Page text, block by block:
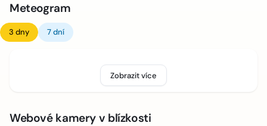
Meteogram
3 dny 7 dní
Zobrazit více
Webové kamery v blízkosti